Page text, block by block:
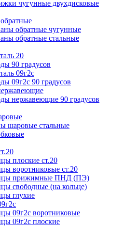
чугунные двухдисковые
обратные чугунные
обратные стальные
20
90 градусов
09г2с
09г2с 90 градусов
нержавеющие 90 градусов
шаровые стальные
плоские ст.20
воротниковые ст.20
прижимные ПНД (ПЭ)
свободные (на кольце)
глухие
09г2с воротниковые
09г2с плоские